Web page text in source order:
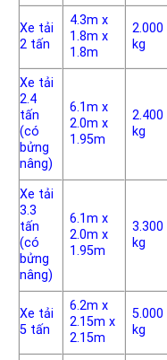
Xe tải
2 tấn
4.3m x
1.8m x
1.8m
2.000
kg
Xe tải
2.4
tấn
(có
bửng
nâng)
6.1m x
2.0m x
1.95m
2.400
kg
Xe tải
3.3
tấn
(có
bửng
nâng)
6.1m x
2.0m x
1.95m
3.300
kg
Xe tải
5 tấn
6.2m x
2.15m x
2.15m
5.000
kg